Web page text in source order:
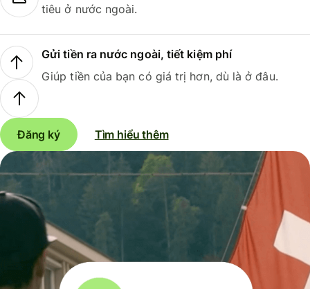
tiêu ở nước ngoài.
Gửi tiền ra nước ngoài, tiết kiệm phí
Giúp tiền của bạn có giá trị hơn, dù là ở đâu.
Đăng ký Tìm hiểu thêm